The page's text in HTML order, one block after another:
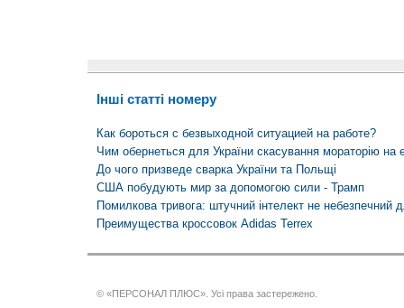
Інші статті номеру
Как бороться с безвыходной ситуацией на работе?
Чим обернеться для України скасування мораторію на
До чого призведе сварка України та Польщі
США побудують мир за допомогою сили - Трамп
Помилкова тривога: штучний інтелект не небезпечний
Преимущества кроссовок Adidas Terrex
© «ПЕРСОНАЛ ПЛЮС». Усі права застережено.